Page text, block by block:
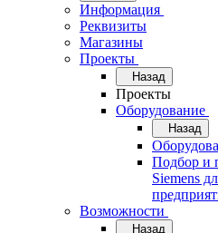
Информация
Реквизиты
Магазины
Проекты
Назад
Проекты
Оборудование
Назад
Подбор и
Siemens
Возможности
Назад